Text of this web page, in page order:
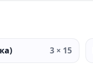
3 × 15